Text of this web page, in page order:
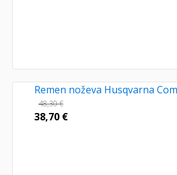
Remen noževa Husqvarna
48,30€
38,70 €